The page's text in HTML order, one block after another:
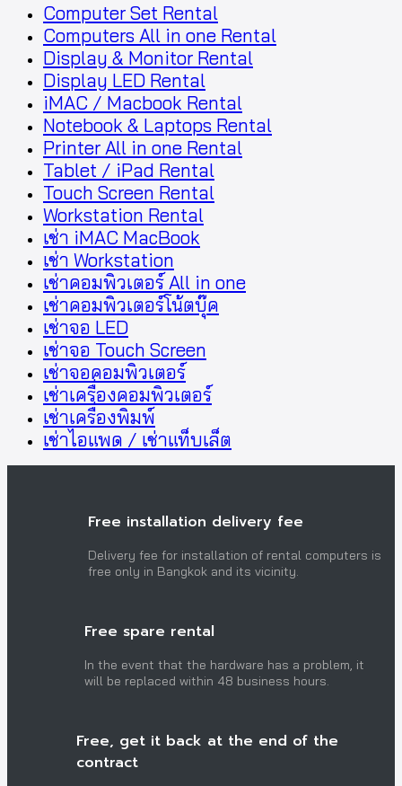
Computer Set Rental
Computers All in one Rental
Display & Monitor Rental
Display LED Rental
iMAC / Macbook Rental
Notebook & Laptops Rental
Printer All in one Rental
Tablet / iPad Rental
Touch Screen Rental
Workstation Rental
เช่า iMAC MacBook
เช่า Workstation
เช่าคอมพิวเตอร์ All in one
เช่าคอมพิวเตอร์โน้ตบุ๊ค
เช่าจอ LED
เช่าจอ Touch Screen
เช่าจอคอมพิวเตอร์
เช่าเครื่องคอมพิวเตอร์
เช่าเครื่องพิมพ์
เช่าไอแพด / เช่าแท็บเล็ต
Free installation delivery fee
Delivery fee for installation of rental computers is
free only in Bangkok and its vicinity.
Free spare rental
In the event that the hardware has a problem, it
will be replaced within 48 business hours.
Free, get it back at the end of the
contract